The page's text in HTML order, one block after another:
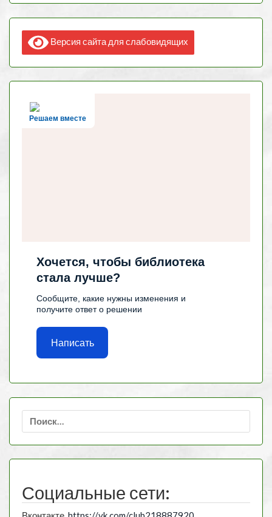
Версия сайта для слабовидящих
Решаем вместе
Хочется, чтобы библиотека
стала лучше?
Сообщите, какие нужны изменения и
получите ответ о решении
Написать
Социальные сети: